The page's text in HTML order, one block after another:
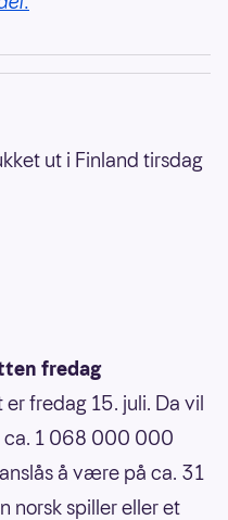
ut i Finland tirsdag
fredag
fredag 15. juli. Da vil
ca. 1 068 000 000
å være på ca. 31
norsk spiller eller et